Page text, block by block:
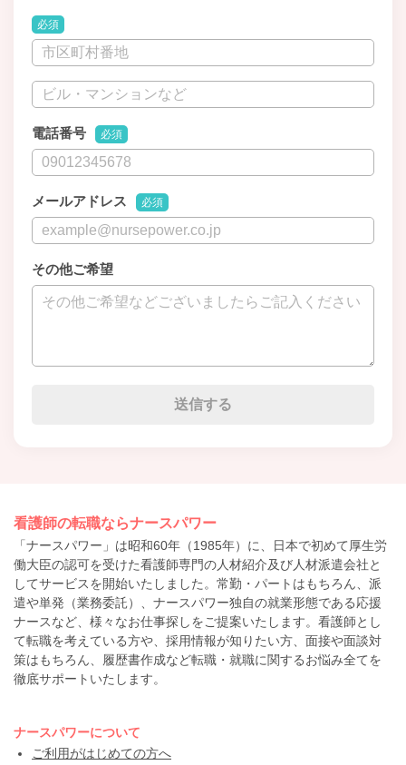
必須
電話番号 必須
メールアドレス 必須
その他ご希望
看護師の転職ならナースパワー
「ナースパワー」は昭和60年（1985年）に、日本で初めて厚生労
働大臣の認可を受けた看護師専門の人材紹介及び人材派遣会社と
してサービスを開始いたしました。常勤・パートはもちろん、派
遣や単発（業務委託）、ナースパワー独自の就業形態である応援
ナースなど、様々なお仕事探しをご提案いたします。看護師とし
て転職を考えている方や、採用情報が知りたい方、面接や面談対
策はもちろん、履歴書作成など転職・就職に関するお悩み全てを
徹底サポートいたします。
ナースパワーについて
ご利用がはじめての方へ